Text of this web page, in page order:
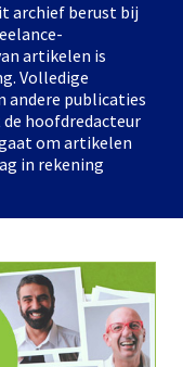
archief berust bij
artikelen is
Volledige
andere publicaties
hoofdredacteur
om artikelen
in rekening